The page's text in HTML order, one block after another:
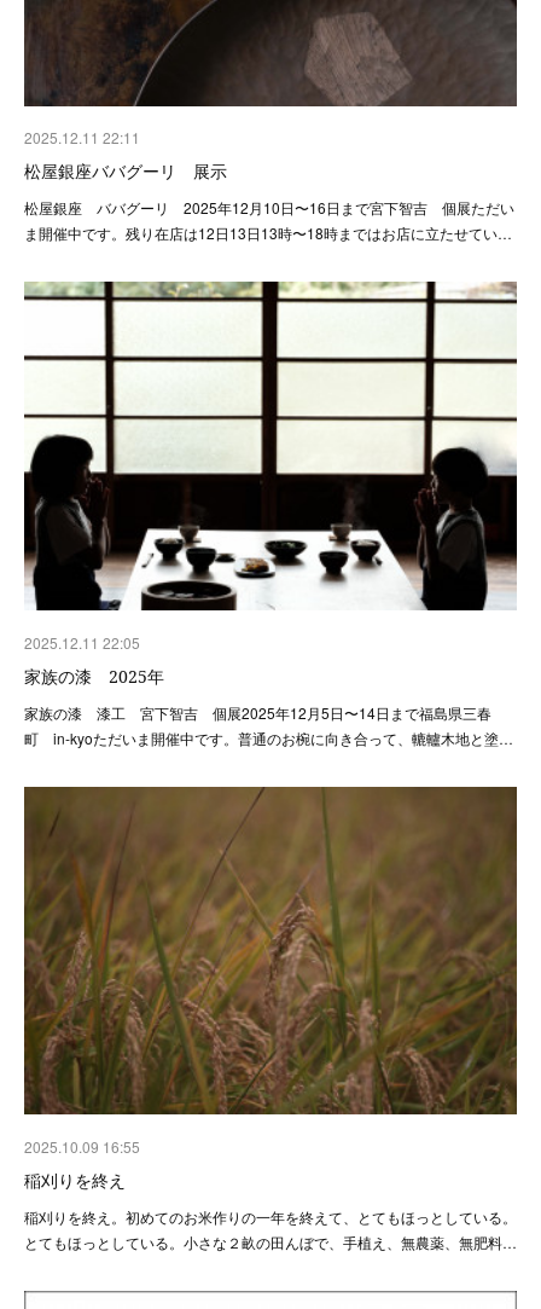
2025.12.11 22:11
松屋銀座ババグーリ 展示
松屋銀座 ババグーリ 2025年12月10日〜16日まで宮下智吉 個展ただい
ま開催中です。残り在店は12日13日13時〜18時まではお店に立たせてい…
2025.12.11 22:05
家族の漆 2025年
家族の漆 漆工 宮下智吉 個展2025年12月5日〜14日まで福島県三春
町 in-kyoただいま開催中です。普通のお椀に向き合って、轆轤木地と塗…
2025.10.09 16:55
稲刈りを終え
稲刈りを終え。初めてのお米作りの一年を終えて、とてもほっとしている。
とてもほっとしている。小さな２畝の田んぼで、手植え、無農薬、無肥料…